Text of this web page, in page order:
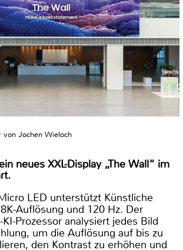
von Jochen Wieloch
neues XXL-Display „The Wall“ im
LED unterstützt Künstliche
Auflösung und 120 Hz. Der
Prozessor analysiert jedes Bild
um die Auflösung auf bis zu
den Kontrast zu erhöhen und